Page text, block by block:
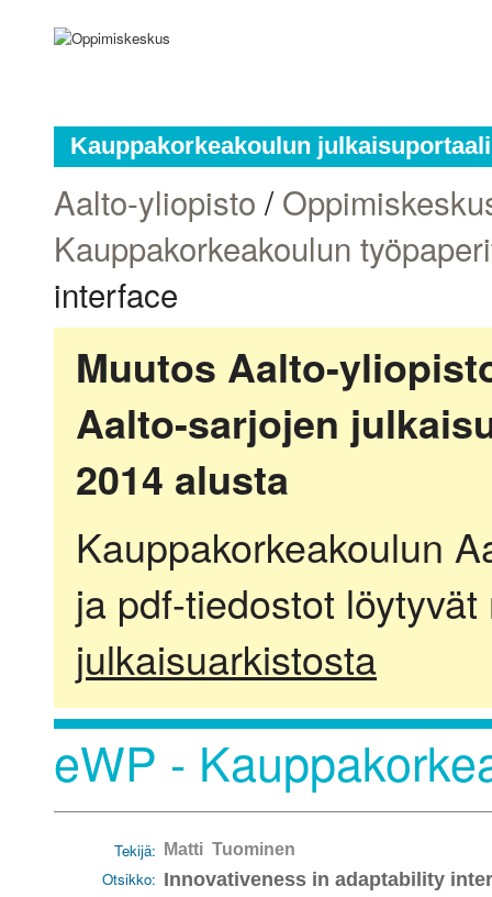
Kauppakorkeakoulun julkaisuportaali
Aalto-yliopisto /
Kauppakorkeakoulun
interface
Muutos Aalto-
Aalto-sarjojen
2014 alusta
Kauppakorkeakoulun
ja pdf-tiedostot
julkaisuarkistosta
eWP -
Tekijä: Matti Tuominen
Otsikko: Innovativeness in adaptability